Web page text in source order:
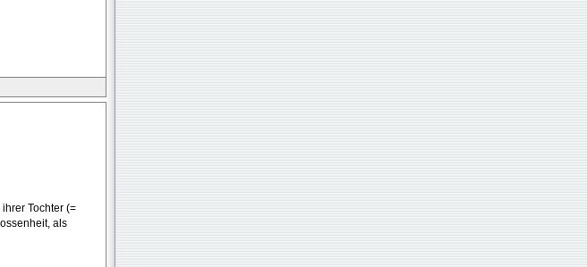
Tochter (=
als